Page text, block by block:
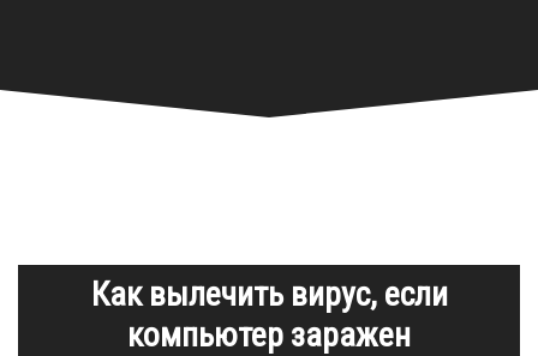
Как вылечить вирус, если
компьютер заражен